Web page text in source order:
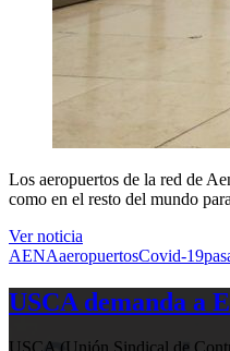
Los aeropuertos de la red de
como en el resto del mundo
Ver noticia
AENAaeropuertosCovid-19
USCA demanda a